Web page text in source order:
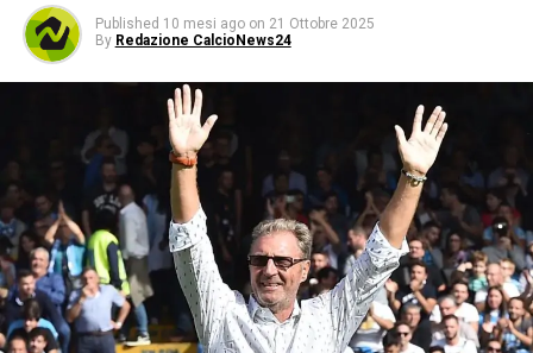
Published 10 mesi ago on 21 Ottobre 2025
By Redazione CalcioNews24